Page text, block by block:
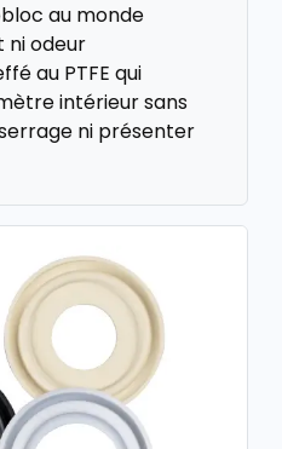
au monde
ni odeur
au PTFE qui
intérieur sans
ni présenter